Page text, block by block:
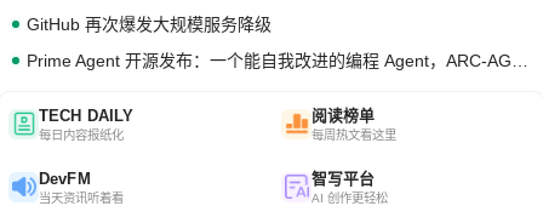
GitHub 再次爆发大规模服务降级
TECH DAILY
每日内容报纸化
阅读榜单
每周热文看这里
DevFM
当天资讯听着看
智写平台
AI 创作更轻松